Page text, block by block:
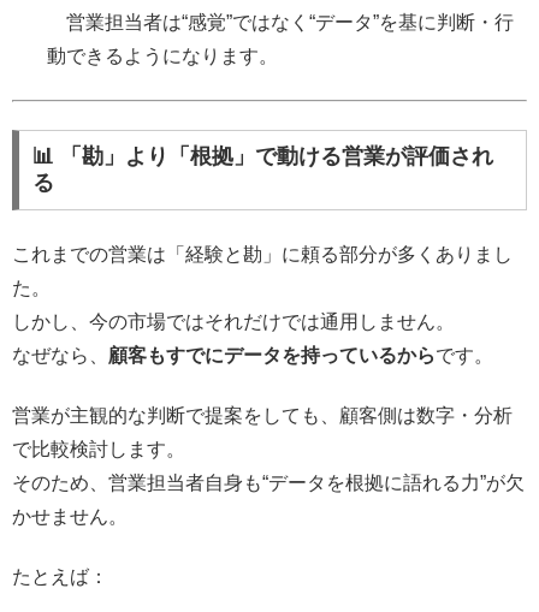
営業担当者は“感覚”ではなく“データ”を基に判断・行
動できるようになります。
📊 「勘」より「根拠」で動ける営業が評価され
る
これまでの営業は「経験と勘」に頼る部分が多くありまし
た。
しかし、今の市場ではそれだけでは通用しません。
なぜなら、 顧客もすでにデータを持っているからです。
営業が主観的な判断で提案をしても、顧客側は数字・分析
で比較検討します。
そのため、営業担当者自身も“データを根拠に語れる力”が欠
かせません。
たとえば：